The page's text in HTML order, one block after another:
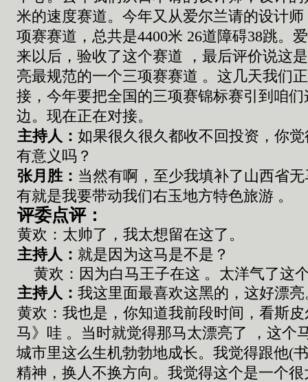
米的速度赛道。今年又从爱尔兰请的设计
项赛赛道，总共是4400米 26道障碍38跳。
来以后，验收了这个赛道 ，最后评价说这
亮最规范的一个三项赛赛道 。这几天我们
接，今年要把全国的三项赛锦标赛引到咱
边。现在正在对接。
主持人： 如果很久很久都收不回投资 ， 你
有意义吗 ？
张月胜： 当然有啊， 至少我填补了山西省无
有就是我要带动我们右玉地方特色旅游 。
评委点评：
黄欢： 太帅了 ， 我太想留在这了 。
主持人： 就是因为这马是不是 ？
黄欢：因为白马王子在这 。 太洋气了这
主持人： 我这里面最喜欢这黑的 ，这好漂
黄欢： 我也是 ， 你知道我前段时间 ， 看斯
马》 哇 。 当时就觉得那马太漂亮了
，这个
城市里这么生机勃勃地成长。我觉得跟他(
精神，换人不换方向。我觉得这个是一个